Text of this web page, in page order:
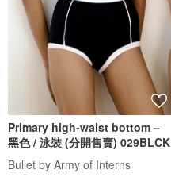
Primary high-waist bottom –
黑色 / 泳裝 (分開售賣) 029BLCK
Bullet by Army of Interns